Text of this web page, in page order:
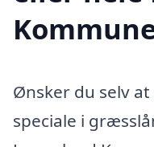
Ønsker du selv
speciale i